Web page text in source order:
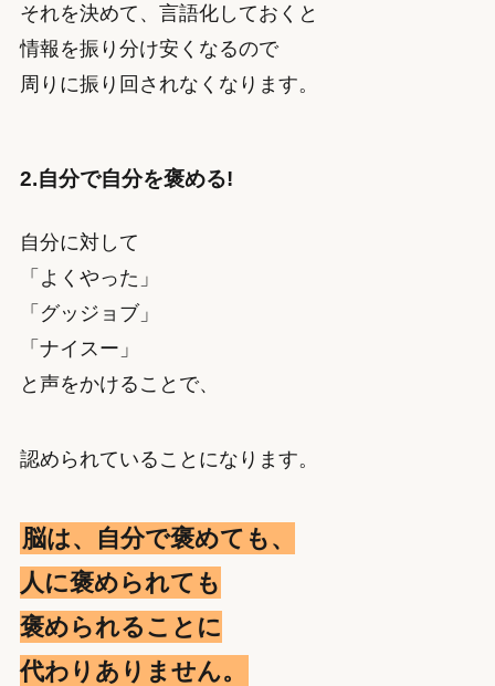
それを決めて、言語化しておくと
情報を振り分け安くなるので
周りに振り回されなくなります。
2.自分で自分を褒める!
自分に対して
「よくやった」
「グッジョブ」
「ナイスー」
と声をかけることで、
認められていることになります。
脳は、自分で褒めても、
人に褒められても
褒められることに
代わりありません。